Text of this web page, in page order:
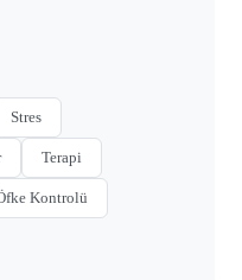
Stres
Terapi
Kontrolü